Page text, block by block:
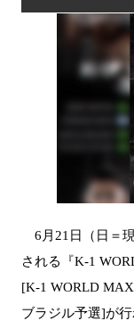
6月21日（日＝
される『K-1
[K-1 WORLD
ブラジル予選]が行